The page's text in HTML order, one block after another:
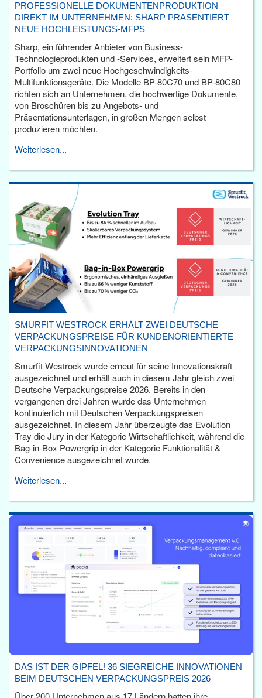
PROFESSIONELLE DOKUMENTENPRODUKTION
DIREKT IM UNTERNEHMEN: SHARP PRÄSENTIERT
NEUE HOCHLEISTUNGS-MFPS
Sharp, ein führender Anbieter von Business-
Technologieprodukten und -Services, erweitert sein MFP-
Portfolio um zwei neue Hochgeschwindigkeits-
Multifunktionsgeräte. Die Modelle BP-80C70 und BP-80C80
richten sich an Unternehmen, die hochwertige Dokumente,
von Broschüren bis zu Angebots- und
Präsentationsunterlagen, in großen Mengen selbst
produzieren möchten.
Weiterlesen...
SMURFIT WESTROCK ERHÄLT ZWEI DEUTSCHE
VERPACKUNGSPREISE FÜR KUNDENORIENTIERTE
VERPACKUNGSINNOVATIONEN
Smurfit Westrock wurde erneut für seine Innovationskraft
ausgezeichnet und erhält auch in diesem Jahr gleich zwei
Deutsche Verpackungspreise 2026. Bereits in den
vergangenen drei Jahren wurde das Unternehmen
kontinuierlich mit Deutschen Verpackungspreisen
ausgezeichnet. In diesem Jahr überzeugte das Evolution
Tray die Jury in der Kategorie Wirtschaftlichkeit, während die
Bag-in-Box Powergrip in der Kategorie Funktionalität &
Convenience ausgezeichnet wurde.
Weiterlesen...
DAS IST DER GIPFEL! 36 SIEGREICHE INNOVATIONEN
BEIM DEUTSCHEN VERPACKUNGSPREIS 2026